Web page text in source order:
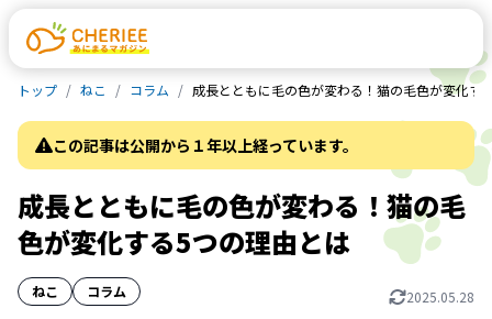
トップ ねこ コラム 成長とともに毛の色が変わる！猫の毛色が変化す
この記事は公開から１年以上経っています。
成長とともに毛の色が変わる！猫の毛
色が変化する5つの理由とは
ねこ コラム 2025.05.28